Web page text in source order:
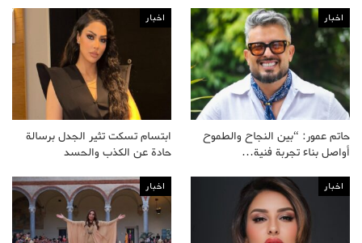
اخبار
حاتم عمور: “بين النجاح والطموح
أواصل بناء تجربة فنية…
اخبار
ابتسام تسكت تثير الجدل برسالة
حادة عن الكذب والحسد
اخبار اخبار